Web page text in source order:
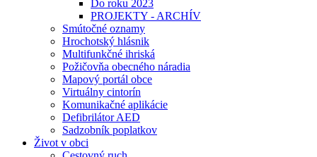
Do roku 2023
PROJEKTY - ARCHÍV
Smútočné oznamy
Hrochotský hlásnik
Multifunkčné ihriská
Požičovňa obecného náradia
Mapový portál obce
Virtuálny cintorín
Komunikačné aplikácie
Defibrilátor AED
Sadzobník poplatkov
Život v obci